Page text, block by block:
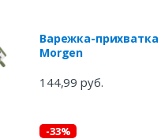
Варежка-прихватка
Morgen
144,99 руб.
-33%